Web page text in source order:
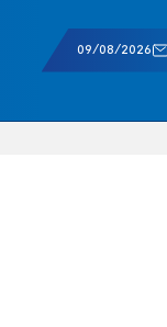
09/08/2026